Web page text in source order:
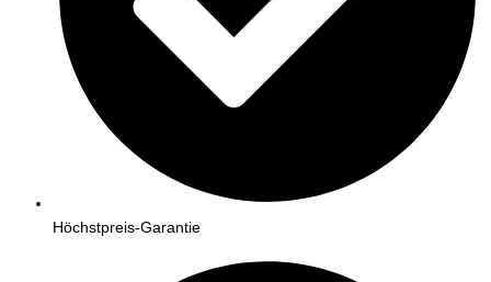
Höchstpreis-Garantie